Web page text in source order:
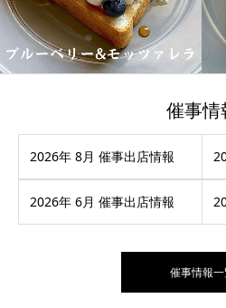
催事情
2026年 8月 催事出店情報
2026年 6月 催事出店情報
催事情報